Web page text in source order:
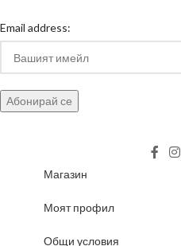
Email address:
Магазин
Моят профил
Общи условия